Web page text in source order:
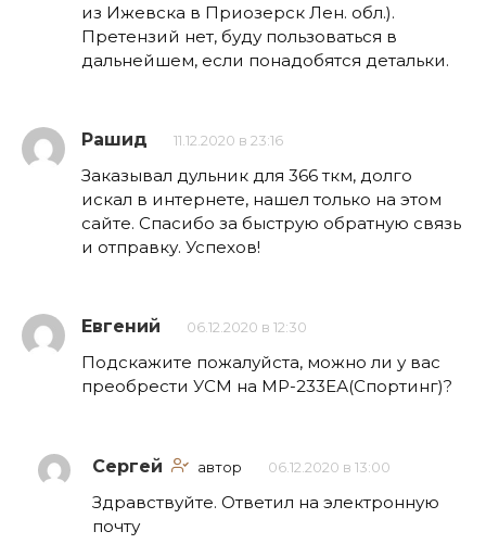
из Ижевска в Приозерск Лен. обл.).
Претензий нет, буду пользоваться в
дальнейшем, если понадобятся детальки.
Рашид 11.12.2020 в 23:16
Заказывал дульник для 366 ткм, долго
искал в интернете, нашел только на этом
сайте. Спасибо за быструю обратную связь
и отправку. Успехов!
Евгений 06.12.2020 в 12:30
Подскажите пожалуйста, можно ли у вас
преобрести УСМ на МР-233ЕА(Спортинг)?
Сергей автор 06.12.2020 в 13:00
Здравствуйте. Ответил на электронную
почту